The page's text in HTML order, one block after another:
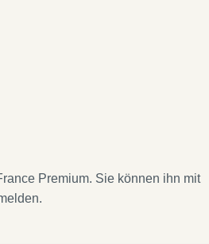
Premium. Sie können ihn mit